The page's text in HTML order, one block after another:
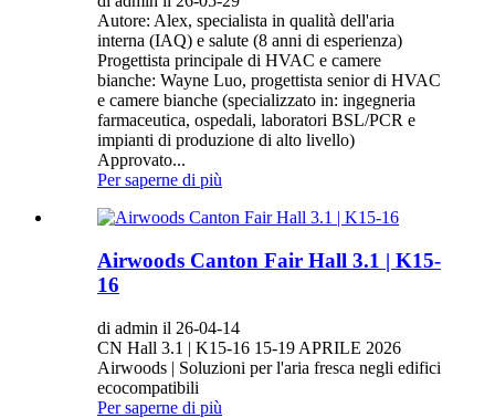
Autore: Alex, specialista in qualità dell'aria
interna (IAQ) e salute (8 anni di esperienza)
Progettista principale di HVAC e camere
bianche: Wayne Luo, progettista senior di HVAC
e camere bianche (specializzato in: ingegneria
farmaceutica, ospedali, laboratori BSL/PCR e
impianti di produzione di alto livello)
Approvato...
Per saperne di più
Airwoods Canton Fair Hall 3.1 | K15-
16
di admin il 26-04-14
CN Hall 3.1 | K15-16 15-19 APRILE 2026
Airwoods | Soluzioni per l'aria fresca negli edifici
ecocompatibili
Per saperne di più